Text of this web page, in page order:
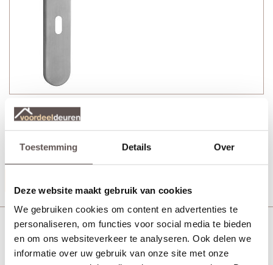
Toestemming Details Over
Deze website maakt gebruik van cookies
We gebruiken cookies om content en advertenties te
personaliseren, om functies voor social media te bieden
en om ons websiteverkeer te analyseren. Ook delen we
informatie over uw gebruik van onze site met onze
Veralux Theems deurkruk bestaat uit:
+ Twee deurkrukken RVS met veer
+ Bevestigingsmateriaal
Veralux Theems deurkruk RVS langschild wc